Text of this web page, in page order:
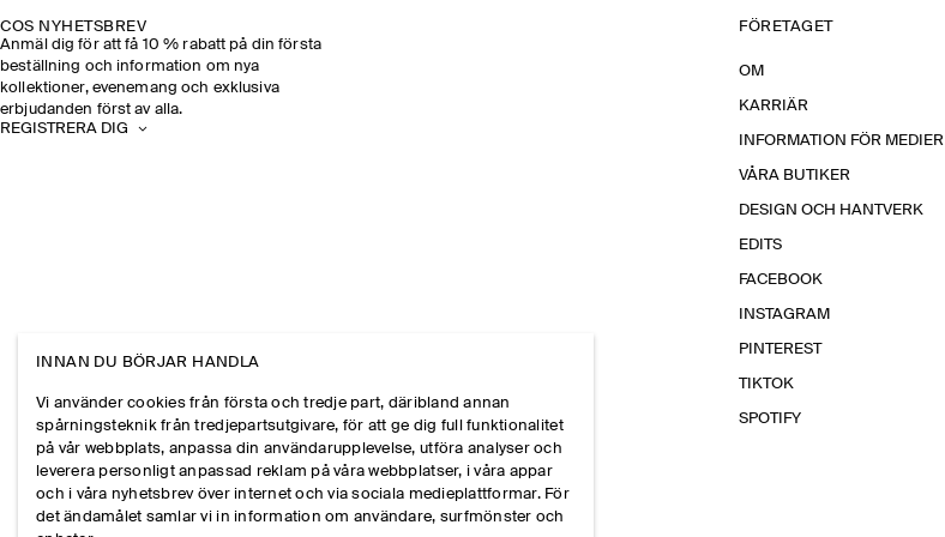
COS NYHETSBREV
Anmäl dig för att få 10 % rabatt på din första
beställning och information om nya
kollektioner, evenemang och exklusiva
erbjudanden först av alla.
REGISTRERA DIG
FÖRETAGET
OM
KARRIÄR
INFORMATION FÖR MEDIER
VÅRA BUTIKER
DESIGN OCH HANTVERK
EDITS
FACEBOOK
INSTAGRAM
PINTEREST
TIKTOK
SPOTIFY
INNAN DU BÖRJAR HANDLA
Vi använder cookies från första och tredje part, däribland annan
spårningsteknik från tredjepartsutgivare, för att ge dig full funktionalitet
på vår webbplats, anpassa din användarupplevelse, utföra analyser och
leverera personligt anpassad reklam på våra webbplatser, i våra appar
och i våra nyhetsbrev över internet och via sociala medieplattformar. För
det ändamålet samlar vi in information om användare, surfmönster och